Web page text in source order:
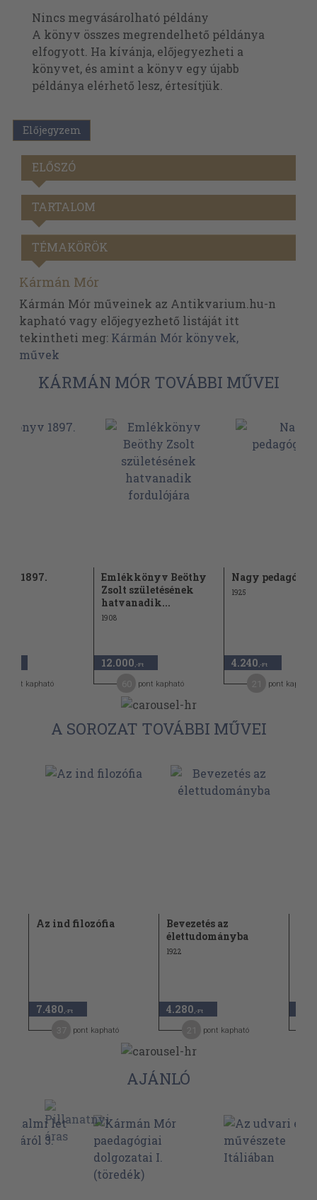
Nincs megvásárolható példány
A könyv összes megrendelhető példánya
elfogyott. Ha kívánja, előjegyezheti a
könyvet, és amint a könyv egy újabb
példánya elérhető lesz, értesítjük.
Előjegyzem
ELŐSZÓ
TARTALOM
TÉMAKÖRÖK
Kármán Mór
Kármán Mór műveinek az Antikvarium.hu-n
kapható vagy előjegyezhető listáját itt
tekintheti meg: Kármán Mór könyvek,
művek
KÁRMÁN MÓR TOVÁBBI MŰVEI
1897.
pont kapható
Emlékkönyv Beöthy
Zsolt születésének
hatvanadik...
1908
12.000 ,-Ft
pont kapható
Nagy
1925
4.240 ,-Ft
pont kapható
A SOROZAT TOVÁBBI MŰVEI
Az ind filozófia
7.480 ,-Ft
pont kapható
Bevezetés az
élettudományba
1922
4.280 ,-Ft
pont kapható
AJÁNLÓ